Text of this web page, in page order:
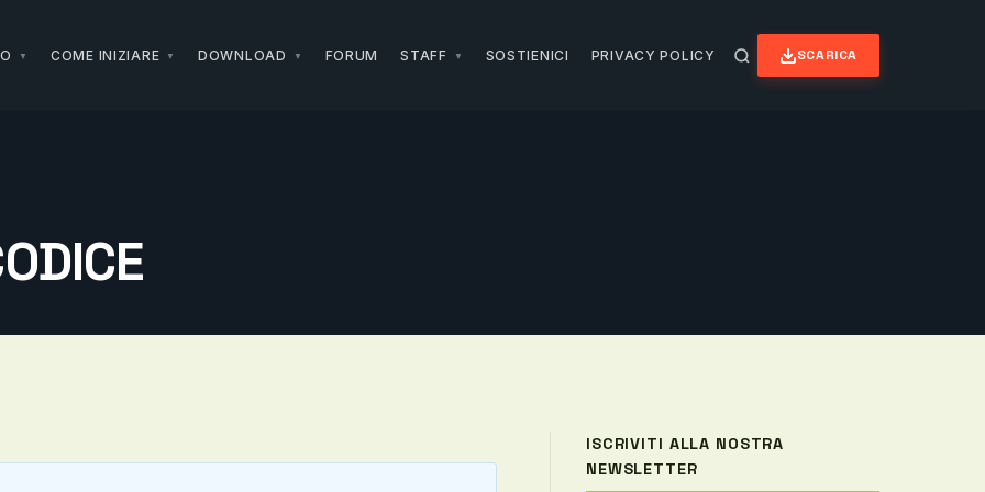
COME INIZIARE DOWNLOAD FORUM STAFF SOSTIENICI PRIVACY POLICY SCARICA
ISCRIVITI ALLA NOSTRA
NEWSLETTER